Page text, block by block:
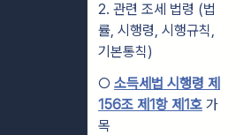
2. 관련 조세 법령 (법
률, 시행령, 시행규칙,
기본통칙)
○ 소득세법 시행령 제
156조 제1항 제1호 가
목